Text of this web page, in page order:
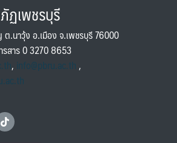
ฏเพชรบุรี
.นาวุ้ง อ.เมือง จ.เพชรบุรี 76000
สาร 0 3270 8653
, info@pbru.ac.th,